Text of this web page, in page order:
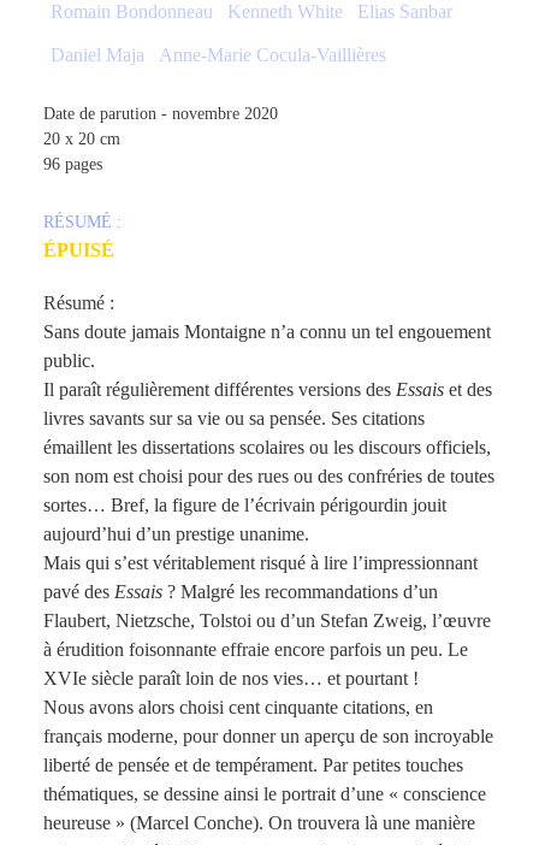
Romain Bondonneau
Kenneth White Elias Sanbar
Daniel Maja Anne-Marie Cocula-Vaillières
Date de parution - novembre 2020
20 x 20 cm
96 pages
RÉSUMÉ :
ÉPUISÉ
Résumé :
Sans doute jamais Montaigne n’a connu un tel engouement
public.
Il paraît régulièrement différentes versions des Essaiset des
livres savants sur sa vie ou sa pensée. Ses citations
émaillent les dissertations scolaires ou les discours officiels,
son nom est choisi pour des rues ou des confréries de toutes
sortes… Bref, la figure de l’écrivain périgourdin jouit
aujourd’hui d’un prestige unanime.
Mais qui s’est véritablement risqué à lire l’impressionnant
pavé des Essais? Malgré les recommandations d’un
Flaubert, Nietzsche, Tolstoi ou d’un Stefan Zweig, l’œuvre
à érudition foisonnante effraie encore parfois un peu. Le
XVIe siècle paraît loin de nos vies… et pourtant !
Nous avons alors choisi cent cinquante citations, en
français moderne, pour donner un aperçu de son incroyable
liberté de pensée et de tempérament. Par petites touches
thématiques, se dessine ainsi le portrait d’une « conscience
heureuse » (Marcel Conche). On trouvera là une manière